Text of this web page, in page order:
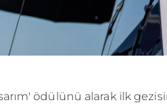
ödülünü alarak ilk